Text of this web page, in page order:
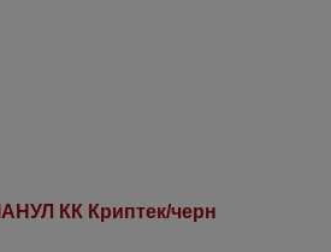
КК Криптек/черн